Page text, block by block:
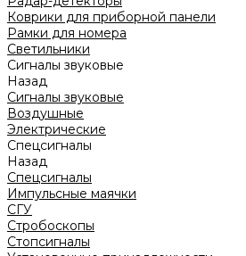
Коврики для приборной панели
Рамки для номера
Светильники
Сигналы звуковые
Назад
Сигналы звуковые
Воздушные
Электрические
Спецсигналы
Назад
Спецсигналы
Импульсные маячки
СГУ
Стробоскопы
Стопсигналы